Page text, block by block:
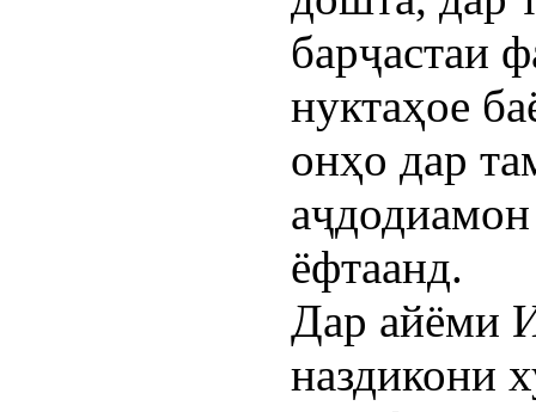
барҷастаи
нуктаҳое
онҳо дар
ёфтаанд.
Дар айёми
наздикони